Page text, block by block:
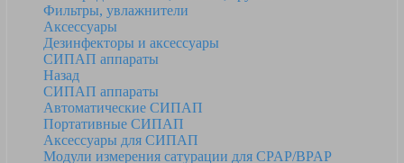
Фильтры, увлажнители
Аксессуары
Дезинфекторы и аксессуары
СИПАП аппараты
Назад
СИПАП аппараты
Автоматические СИПАП
Портативные СИПАП
Аксессуары для СИПАП
Модули измерения сатурации для CPAP/BPAP